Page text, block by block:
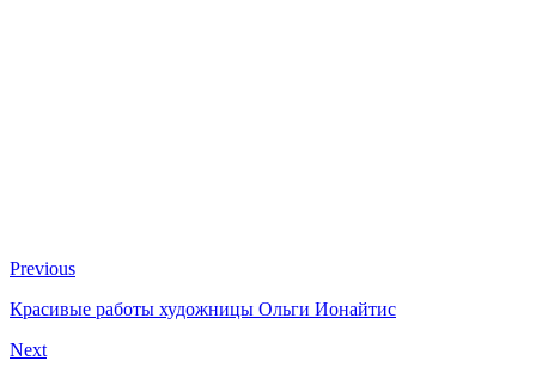
Previous
Красивые работы художницы Ольги Ионайтис
Next